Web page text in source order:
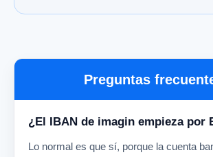
Preguntas
¿El IBAN de imagin empieza por
Lo normal es que sí, porque la cuenta